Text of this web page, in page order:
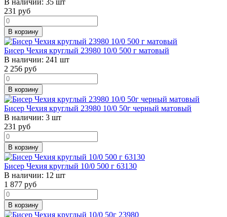
231 руб
В корзину
Бисер Чехия круглый 23980 10/0 500 г матовый
В наличии: 241 шт
2 256 руб
В корзину
Бисер Чехия круглый 23980 10/0 50г черный матовый
В наличии: 3 шт
231 руб
В корзину
Бисер Чехия круглый 10/0 500 г 63130
В наличии: 12 шт
1 877 руб
В корзину